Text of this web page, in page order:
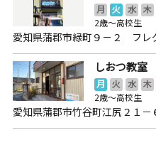
月 火 水 木
2歳～高校生
愛知県蒲郡市緑町９－２ フレ
しおつ教室
月 火 水 木
2歳～高校生
愛知県蒲郡市竹谷町江尻２１